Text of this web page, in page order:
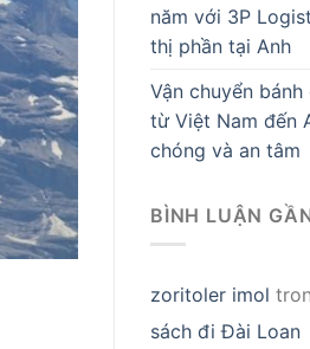
năm với 3P
thị phần tại Anh
Vận chuyển
từ Việt Nam đến
chóng và an tâm
BÌNH LUẬN
zoritoler imol
sách đi Đài Loan